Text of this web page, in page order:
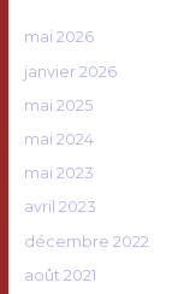
mai 2026
janvier 2026
mai 2025
mai 2024
mai 2023
avril 2023
décembre 2022
août 2021